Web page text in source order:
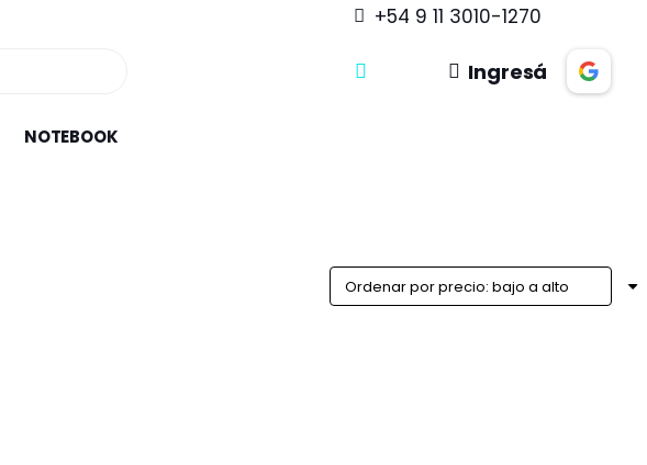
+54 9 11 3010-1270
Ingresá
NOTEBOOK